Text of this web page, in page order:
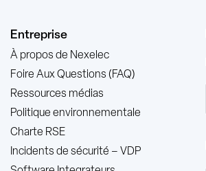
Entreprise
À propos de Nexelec
Foire Aux Questions (FAQ)
Ressources médias
Politique environnementale
Charte RSE
Incidents de sécurité – VDP